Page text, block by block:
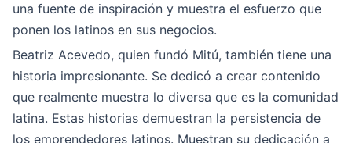
una fuente de inspiración y muestra el esfuerzo que
ponen los latinos en sus negocios.
Beatriz Acevedo, quien fundó Mitú, también tiene una
historia impresionante. Se dedicó a crear contenido
que realmente muestra lo diversa que es la comunidad
latina. Estas historias demuestran la persistencia de
los emprendedores latinos. Muestran su dedicación a